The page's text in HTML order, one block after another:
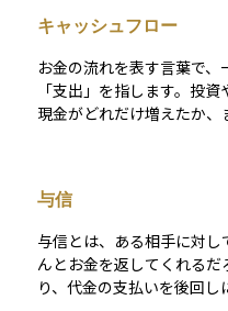
ような流動性資産をある程
す。
キャッシュフロー
お金の流れを表す言葉で
「支出」を指します。投
現金がどれだけ増えたか
つ目は借入金や配当などの
ャッシュフローがプラスで
態、マイナスであれば減
することで、資産の健全性
き、初心者でも資金管理や
与信
与信とは、ある相手に対
んとお金を返してくれる
り、代金の支払いを後回